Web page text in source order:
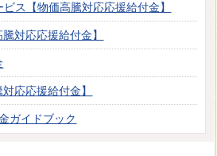
ス【物価高騰対応応援給付金】
対応応援給付金】
応応援給付金】
ガイドブック